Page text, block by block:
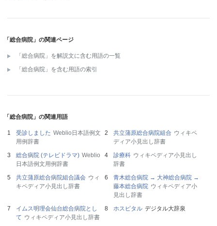
「総合病院」の関連ページ
「総合病院」を解説文に含む用語の一覧
「総合病院」を含む用語の索引
「総合病院」の関連用語
受診しました Weblio日本語例文
用例辞書
共立蒲原総合病院組合 ウィキペ
ディア小見出し辞書
総合病院 (テレビドラマ) Weblio
日本語例文用例辞書
診療科 ウィキペディア小見出し
辞書
共立蒲原総合病院組合議会 ウィ
キペディア小見出し辞書
青木総合病院 → 大神総合病院 →
藤本総合病院 ウィキペディア小
見出し辞書
イムス明理会仙台総合病院とし
て ウィキペディア小見出し辞書
ホスピタル デジタル大辞泉